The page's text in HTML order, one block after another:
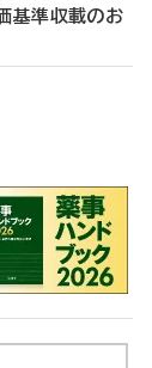
基準収載のお